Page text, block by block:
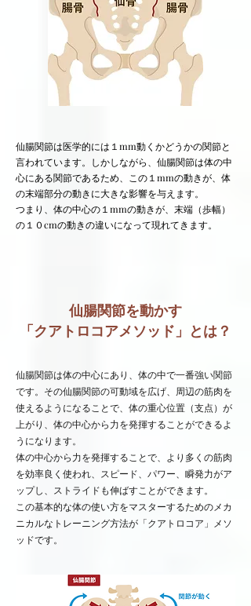
仙腸関節は医学的には１mm動くかどうかの関節と
言われています。しかしながら、仙腸関節は体の中
心にある関節であるため、この１mmの動きが、体
の末端部分の動きに大きな影響を与えます。
つまり、体の中心の１mmの動きが、末端（歩幅）
の１０cmの動きの違いになって現れてきます。
仙腸関節を動かす
「クアトロコアメソッド」とは？
仙腸関節は体の中心にあり、体の中で一番強い関節
です。その仙腸関節の可動域を広げ、周辺の筋肉を
使えるようになることで、体の重心位置（支点）が
上がり、体の中心から力を発揮することができるよ
うになります。
体の中心から力を発揮することで、より多くの筋肉
を効率良く使われ、スピード、パワー、瞬発力がア
ップし、ストライドも伸ばすことができます。
この基本的な体の使い方をマスターするためのメカ
ニカルなトレーニング方法が「クアトロコア」メソ
ッドです。